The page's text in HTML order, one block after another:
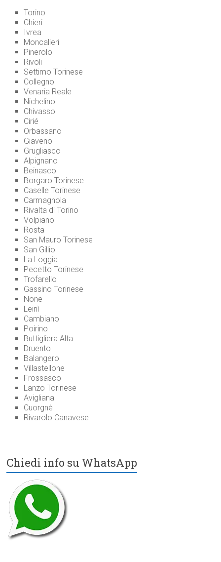
Torino
Chieri
Ivrea
Moncalieri
Pinerolo
Rivoli
Settimo Torinese
Collegno
Venaria Reale
Nichelino
Chivasso
Cirié
Orbassano
Giaveno
Grugliasco
Alpignano
Beinasco
Borgaro Torinese
Caselle Torinese
Carmagnola
Rivalta di Torino
Volpiano
Rosta
San Mauro Torinese
San Gillio
La Loggia
Pecetto Torinese
Trofarello
Gassino Torinese
None
Leinì
Cambiano
Poirino
Buttigliera Alta
Druento
Balangero
Villastellone
Frossasco
Lanzo Torinese
Avigliana
Cuorgnè
Rivarolo Canavese
Chiedi info su WhatsApp